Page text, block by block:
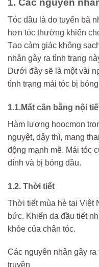
Tóc dầu là do tuyến bã
hơn tóc thường khiến
Tạo cảm giác không
nhân gây ra tình trạng
Dưới đây sẽ là một vài
tình trạng mái tóc bị
1.1.Mất cân bằng nội
Hàm lượng hoocmon
nguyệt, dậy thì, mang
động mạnh mẽ. Mái tóc
dính và bị bóng dầu.
1.2. Thời tiết
Thời tiết mùa hè tại Việt
bức. Khiến da đầu tiết
khỏe của chân tóc.
Các nguyên nhân gây
truyền